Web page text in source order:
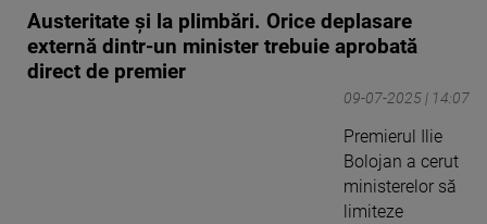
Austeritate și la plimbări. Orice deplasare
externă dintr-un minister trebuie aprobată
direct de premier
09-07-2025 | 14:07
Premierul Ilie
Bolojan a cerut
ministerelor să
limiteze